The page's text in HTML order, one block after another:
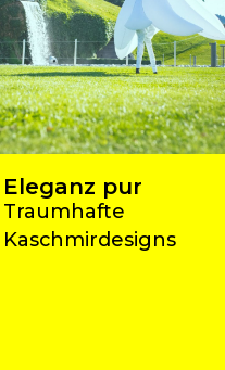
Eleganz pur
Traumhafte
Kaschmirdesigns